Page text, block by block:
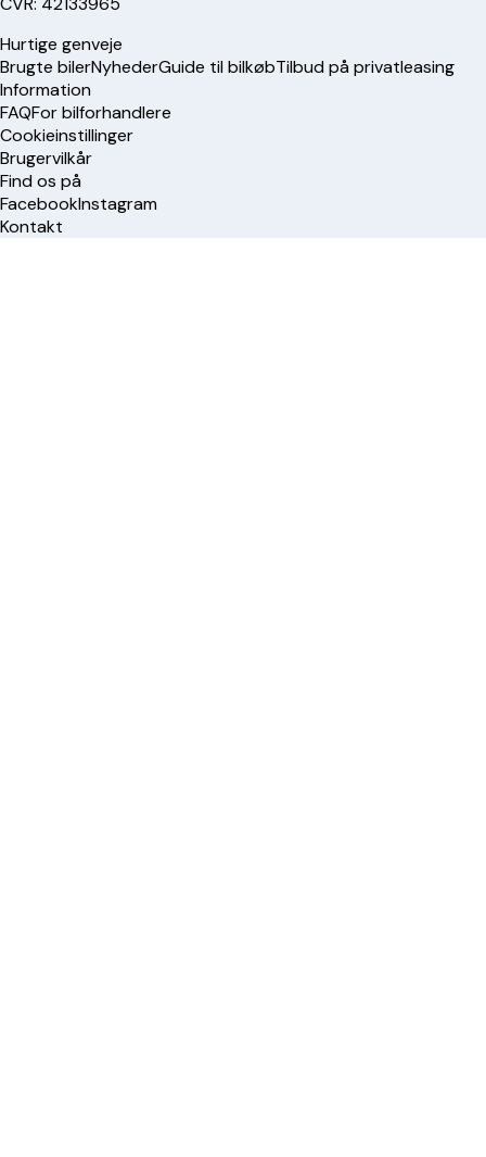
Hurtige genveje
Brugte bilerNyhederGuide til bilkøbTilbud på privatleasing
Information
FAQFor bilforhandlere
Cookieinstillinger
Brugervilkår
Find os på
FacebookInstagram
Kontakt